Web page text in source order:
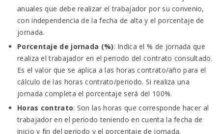
anuales que debe realizar el trabajador por su convenio,
con independencia de la fecha de alta y el porcentaje de
jornada.
Porcentaje de jornada (%): Indica el % de jornada que
realiza el trabajador en el periodo del contrato consultado.
Es el valor que se aplica a las horas contrato/año para el
cálculo de las horas contrato/periodo. Si realiza una
jornada completa el porcentaje será del 100%.
Horas contrato: Son las horas que corresponde hacer al
trabajador en el periodo teniendo en cuenta la fecha de
inicio y fin del periodo y el porcentaje de jornada.